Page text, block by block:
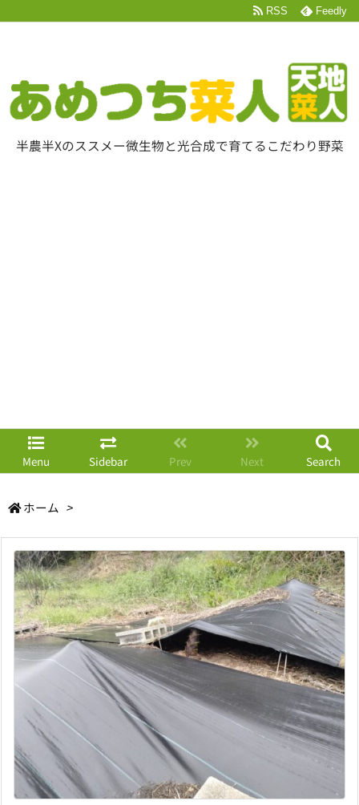
半農半Xのススメー微生物と光合成で育てるこだわり野菜
Menu Sidebar Prev Next Search
RSS Feedly
ホーム >